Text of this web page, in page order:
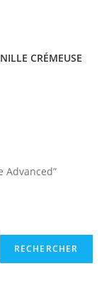
CRÉMEUSE
Advanced”
RECHERCHER